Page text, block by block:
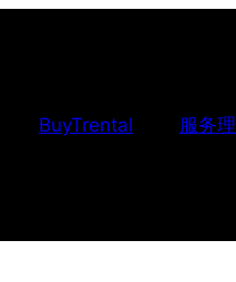
BuyTrental 服务